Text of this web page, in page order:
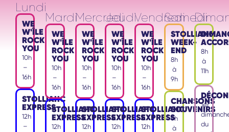
Lundi
WE
W'ÎLE
ROCK
YOU
10h
–
16h
STOLLIAHC
EXPRESS
12h
–
Mardi
WE
W'ÎLE
ROCK
YOU
10h
–
16h
STOLLIAHC
EXPRESS
12h
Mercredi
WE
W'ÎLE
ROCK
YOU
10h
–
16h
STOLLIAHC
EXPRESS
12h
Jeudi
WE
W'ÎLE
ROCK
YOU
10h
–
16h
STOLLIAHC
EXPRESS
12h
Vendredi
WE
W'ÎLE
ROCK
YOU
10h
–
16h
STOLLIAHC
EXPRESS
12h
Samedi
STOLLIAHC
WEEK-
END
8h
à
9h
CHANSONS
SOUVENIRS
9h
à
8h
à
11h
1er
du